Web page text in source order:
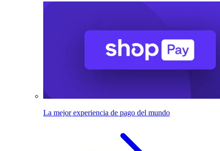
La mejor experiencia de pago del mundo